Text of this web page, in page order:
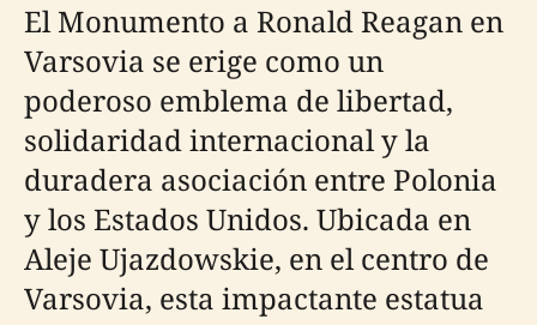
El Monumento a Ronald Reagan en
Varsovia se erige como un
poderoso emblema de libertad,
solidaridad internacional y la
duradera asociación entre Polonia
y los Estados Unidos. Ubicada en
Aleje Ujazdowskie, en el centro de
Varsovia, esta impactante estatua